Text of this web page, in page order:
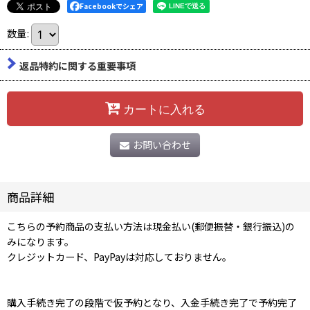
Facebookでシェア
数量:
返品特約に関する重要事項
カートに入れる
お問い合わせ
商品詳細
こちらの予約商品の支払い方法は現金払い(郵便振替・銀行振込)の
みになります。
クレジットカード、PayPayは対応しておりません。
購入手続き完了の段階で仮予約となり、入金手続き完了で予約完了